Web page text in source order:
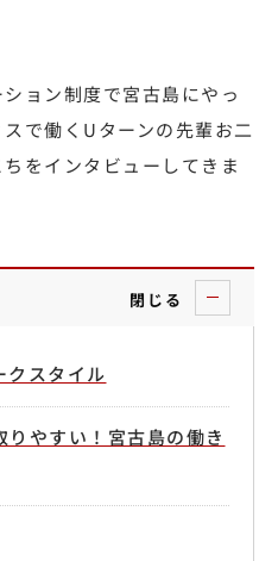
ョン制度で宮古島にやっ
で働くUターンの先輩お二
をインタビューしてきま
閉じる
クスタイル
りやすい！宮古島の働き